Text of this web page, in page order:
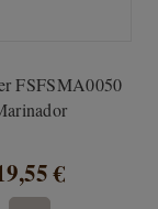
FSFSMA0050
€